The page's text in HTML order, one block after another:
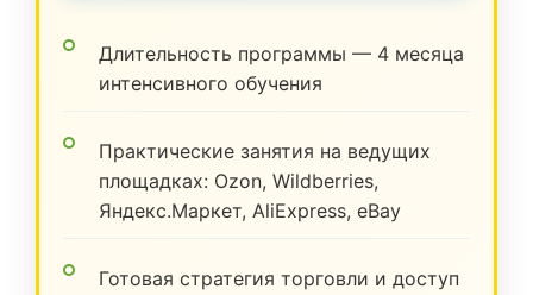
Длительность программы — 4 месяца
интенсивного обучения
Практические занятия на ведущих
площадках: Ozon, Wildberries,
Яндекс.Маркет, AliExpress, eBay
Готовая стратегия торговли и доступ